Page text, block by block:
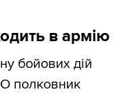
в армію
бойових дій
полковник